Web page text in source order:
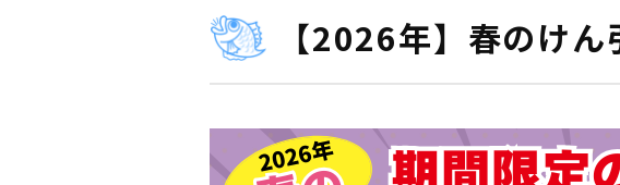
【2026年】春のけ